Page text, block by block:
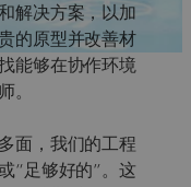
解决方案，以加
的原型并改善材
能够在协作环境
。
面，我们的工程
“足够好的”。这